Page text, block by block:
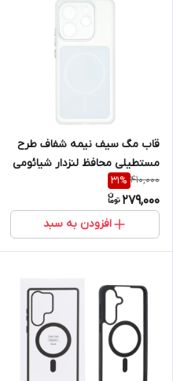
قاب مگ سیف نیمه شفاف طرح
مستطیلی محافظ لنزدار شیائومی
مدل Xiaomi Redmi Note 14 4G
410,000
31%
279,000
افزودن به سبد